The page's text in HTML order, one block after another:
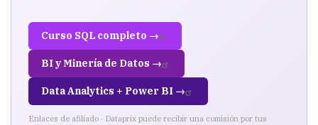
Curso SQL completo →
BI y Minería de Datos →
Data Analytics + Power BI →
Enlaces de afiliado · Dataprix puede recibir una comisión por tus